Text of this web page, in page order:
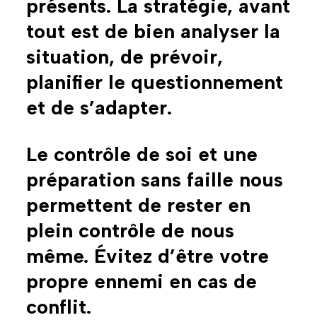
présents. La stratégie, avant
tout est de bien analyser la
situation, de prévoir,
planifier le questionnement
et de s’adapter.
Le contrôle de soi et une
préparation sans faille nous
permettent de rester en
plein contrôle de nous
même. Évitez d’être votre
propre ennemi en cas de
conflit.